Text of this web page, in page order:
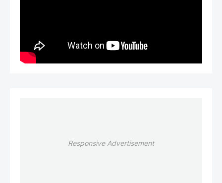
Responsive Advertisement